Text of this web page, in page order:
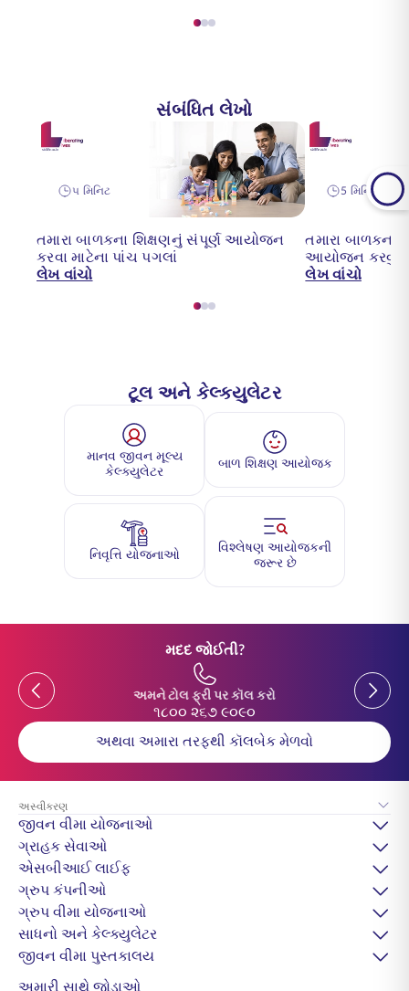
સંબંધિત લેખો
૫ મિનિટ
તમારા બાળકના શિક્ષણનું સંપૂર્ણ આયોજન
કરવા માટેના પાંચ પગલાં
લેખ વાંચો
5 મિનિટ વાંચ્યું
તમારા બાળકના
આયોજન કરવું?
લેખ વાંચો
ટૂલ અને કેલ્ક્યુલેટર
માનવ જીવન મૂલ્ય
કેલ્ક્યુલેટર
બાળ શિક્ષણ આયોજક
નિવૃત્તિ યોજનાઓ
વિશ્લેષણ આયોજકની
જરૂર છે
મદદ જોઈતી?
Previous
અમને ટોલ ફ્રી પર કૉલ કરો
૧૮૦૦ ૨૬૭ ૯૦૯૦
Previous
અથવા અમારા તરફથી કૉલબેક મેળવો
અસ્વીકરણ
જીવન વીમા યોજનાઓ
ગ્રાહક સેવાઓ
એસબીઆઈ લાઈફ
ગ્રુપ કંપનીઓ
ગ્રુપ વીમા યોજનાઓ
સાધનો અને કેલ્ક્યુલેટર
જીવન વીમા પુસ્તકાલય
અમારી સાથે જોડાઓ